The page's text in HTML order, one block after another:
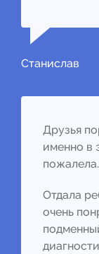
Станислав
Друзья
именно в
пожалела.
Отдала
очень